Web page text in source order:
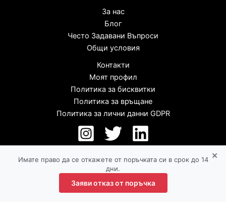
За нас
Блог
Често Задавани Въпроси
Общи условия
Контакти
Моят профил
Политика за бисквитки
Политика за връщане
Политика за лични данни GDPR
Copyright © 2026 |lunaro.bg
Имате право да се откажете от поръчката си в срок до 14
дни.
Заяви отказ от поръчка
×